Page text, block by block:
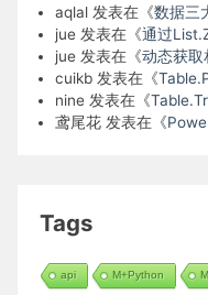
aqlal发表在《数据三
jue发表在《通过
jue发表在《动态获取
cuikb发表在《
nine发表在《
鸢尾花发表在《
Tags
api M+Python